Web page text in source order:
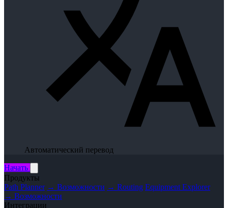
Автоматический перевод
Начать
Продукты
Path Planner → Возможности → Routing Equipment Explorer
→ Возможности
Интеграции